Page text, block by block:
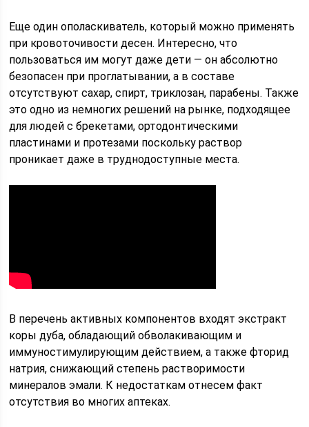
Еще один ополаскиватель, который можно применять
при кровоточивости десен. Интересно, что
пользоваться им могут даже дети — он абсолютно
безопасен при проглатывании, а в составе
отсутствуют сахар, спирт, триклозан, парабены. Также
это одно из немногих решений на рынке, подходящее
для людей с брекетами, ортодонтическими
пластинами и протезами поскольку раствор
проникает даже в труднодоступные места.
В перечень активных компонентов входят экстракт
коры дуба, обладающий обволакивающим и
иммуностимулирующим действием, а также фторид
натрия, снижающий степень растворимости
минералов эмали. К недостаткам отнесем факт
отсутствия во многих аптеках.